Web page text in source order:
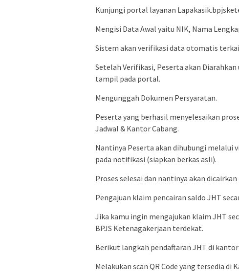
Kunjungi portal layanan
Mengisi Data Awal yaitu NIK, Nama
Sistem akan verifikasi data otomatis
Setelah Verifikasi, Peserta akan
tampil pada portal.
Mengunggah Dokumen Persyaratan.
Peserta yang berhasil menyelesaikan
Jadwal & Kantor Cabang.
Nantinya Peserta akan dihubungi melalui
pada notifikasi (siapkan berkas asli).
Proses selesai dan nantinya akan
Pengajuan klaim pencairan saldo JHT
Jika kamu ingin mengajukan klaim JHT
BPJS Ketenagakerjaan terdekat.
Berikut langkah pendaftaran JHT di kantor
Melakukan scan QR Code yang tersedia di